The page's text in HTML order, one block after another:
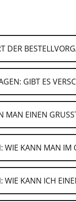
DER
und einfach mit
Gutschein
GIBT ES
MAN EINEN
WIE KANN MAN IM
WIE KANN ICH